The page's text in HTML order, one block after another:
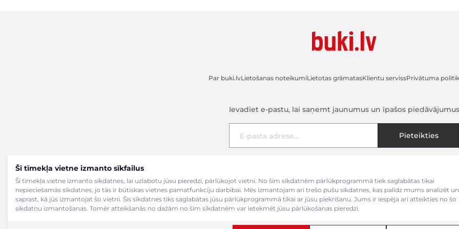
Šī tīmekļa vietne izmanto sīkfailus
Šī tīmekļa vietne izmanto sīkdatnes, lai uzlabotu jūsu pieredzi, pārlūkojot vietni. No šīm sīkdatnēm pārlūkprogrammā tiek saglabātas tikai
nepieciešamās sīkdatnes, jo tās ir būtiskas vietnes pamatfunkciju darbībai. Mēs izmantojam arī trešo pušu sīkdatnes, kas palīdz mums analizēt un
saprast, kā jūs izmantojat šo vietni. Šīs sīkdatnes tiks saglabātas jūsu pārlūkprogrammā tikai ar jūsu piekrišanu. Jums ir iespēja arī atteikties no šo
sīkdatņu izmantošanas. Tomēr atteikšanās no dažām no šīm sīkdatnēm var ietekmēt jūsu pārlūkošanas pieredzi.
Par buki.lvLietošanas noteikumiLietotas grāmatasKlientu servissPrivātuma
Ievadiet e-pastu, lai saņemt jaunumus un īpašos piedāvājumus
Pieteikties